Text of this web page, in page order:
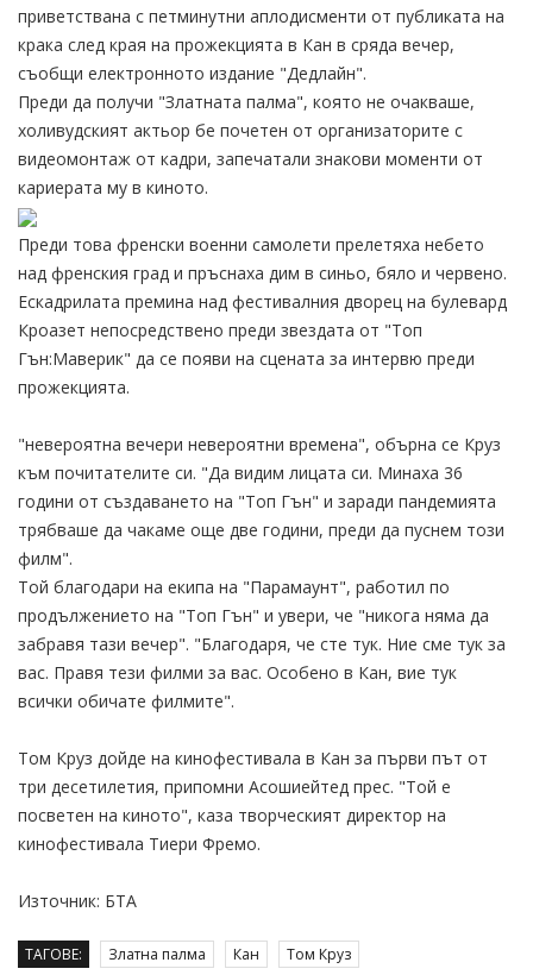
приветствана с петминутни аплодисменти от публиката на
крака след края на прожекцията в Кан в сряда вечер,
съобщи електронното издание "Дедлайн".
Преди да получи "Златната палма", която не очакваше,
холивудският актьор бе почетен от организаторите с
видеомонтаж от кадри, запечатали знакови моменти от
кариерата му в киното.
Преди това френски военни самолети прелетяха небето
над френския град и пръснаха дим в синьо, бяло и червено.
Ескадрилата премина над фестивалния дворец на булевард
Кроазет непосредствено преди звездата от "Топ
Гън:Маверик" да се появи на сцената за интервю преди
прожекцията.
"невероятна вечери невероятни времена", обърна се Круз
към почитателите си. "Да видим лицата си. Минаха 36
години от създаването на "Топ Гън" и заради пандемията
трябваше да чакаме още две години, преди да пуснем този
филм".
Той благодари на екипа на "Парамаунт", работил по
продължението на "Топ Гън" и увери, че "никога няма да
забравя тази вечер". "Благодаря, че сте тук. Ние сме тук за
вас. Правя тези филми за вас. Особено в Кан, вие тук
всички обичате филмите".
Том Круз дойде на кинофестивала в Кан за първи път от
три десетилетия, припомни Асошиейтед прес. "Той е
посветен на киното", каза творческият директор на
кинофестивала Тиери Фремо.
Източник: БТА
ТАГОВЕ: Златна палма Кан Том Круз